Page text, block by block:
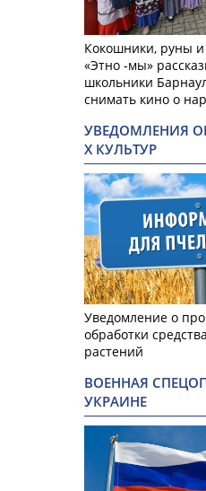
Кокошники, руны и
«Этно -мы»
школьники
снимать кино о
УВЕДОМЛЕНИЯ
Х КУЛЬТУР
Уведомление о
обработки
растений
ВОЕННАЯ
УКРАИНЕ